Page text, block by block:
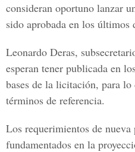
consideran oportuno lanzar
sido aprobada en los últimos
Leonardo Deras,
esperan tener publicada en
bases de la licitación, para
términos de referencia.
Los requerimientos de
fundamentados en la